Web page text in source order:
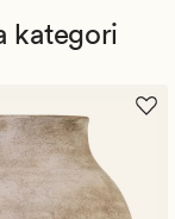
kategori